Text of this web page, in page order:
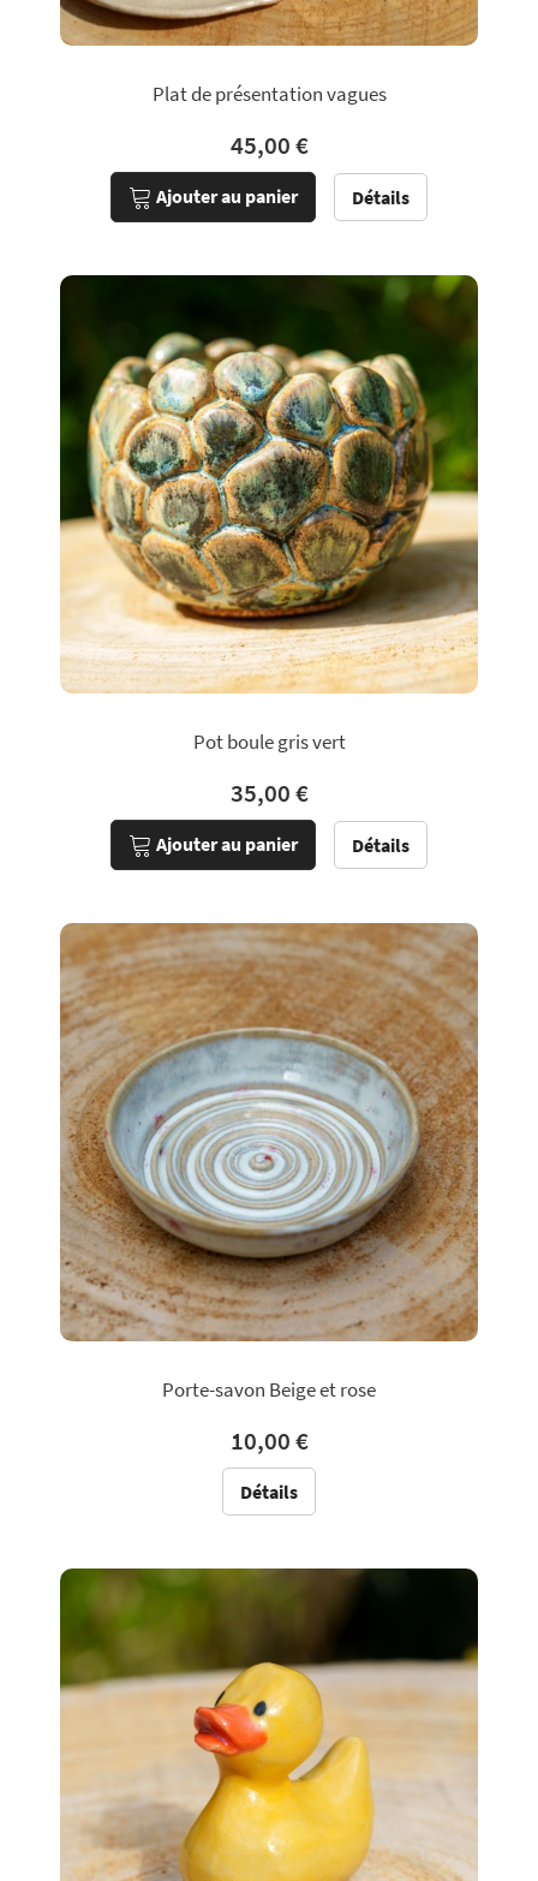
Plat de présentation vagues
45,00 €
Ajouter au panier Détails
Pot boule gris vert
35,00 €
Ajouter au panier Détails
Porte-savon Beige et rose
10,00 €
Détails